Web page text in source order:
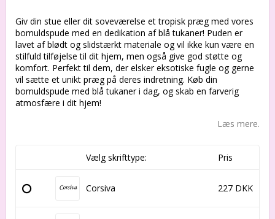
Add to list of favorites
Giv din stue eller dit soveværelse et tropisk præg med vores
bomuldspude med en dedikation af blå tukaner! Puden er
lavet af blødt og slidstærkt materiale og vil ikke kun være en
stilfuld tilføjelse til dit hjem, men også give god støtte og
komfort. Perfekt til dem, der elsker eksotiske fugle og gerne
vil sætte et unikt præg på deres indretning. Køb din
bomuldspude med blå tukaner i dag, og skab en farverig
atmosfære i dit hjem!
Læs mere.
Vælg skrifttype: Pris
Corsiva 227 DKK